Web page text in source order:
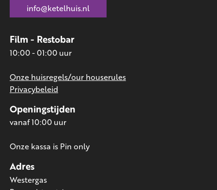
Adres
Westergas
Openingstijden
vanaf 10:00 uur
Onze kassa is Pin only
Film - Restobar
10:00 - 01:00 uur
Onze huisregels/our houserules
Privacybeleid
info@ketelhuis.nl